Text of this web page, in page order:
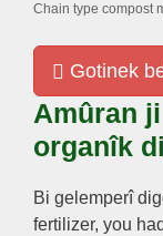
Chain type compost
Gotinek
Amûran
organîk
Bi gelemperî
fertilizer, you